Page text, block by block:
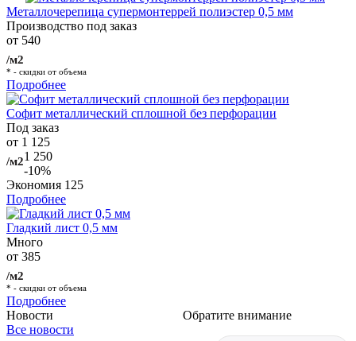
Металлочерепица супермонтеррей полиэстер 0,5 мм
Производство под заказ
от 540
/м2
* - скидки от объема
Подробнее
Софит металлический сплошной без перфорации
Под заказ
от 1 125
/м21 250
-10%
Экономия 125
Подробнее
Гладкий лист 0,5 мм
Много
от 385
/м2
* - скидки от объема
Подробнее
Обратите внимание
Новости
Все новости